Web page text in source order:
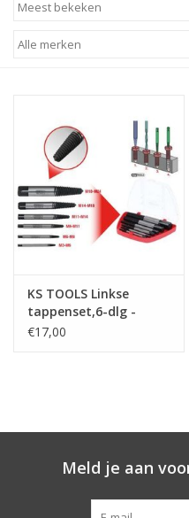
Opbergsystemen
Starten & laden
Diagnose & meten
Luchtgereedschap
KS TOOLS Linkse
tappenset,6-dlg -
150.1330
€17,00
Meld je aan